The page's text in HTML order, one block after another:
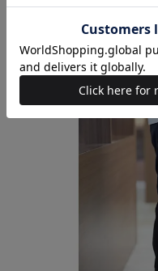
DETAILS